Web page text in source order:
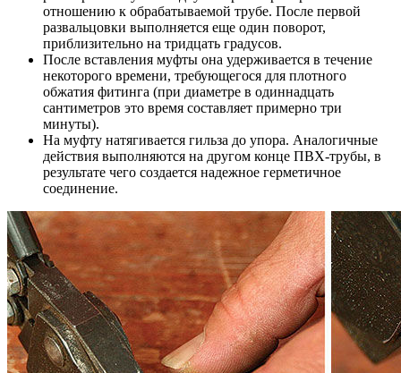
отношению к обрабатываемой трубе. После первой
развальцовки выполняется еще один поворот,
приблизительно на тридцать градусов.
После вставления муфты она удерживается в течение
некоторого времени, требующегося для плотного
обжатия фитинга (при диаметре в одиннадцать
сантиметров это время составляет примерно три
минуты).
На муфту натягивается гильза до упора. Аналогичные
действия выполняются на другом конце ПВХ-трубы, в
результате чего создается надежное герметичное
соединение.